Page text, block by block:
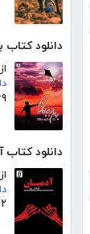
دانلود کتاب
۶۹
دانلود کتاب
۹۲